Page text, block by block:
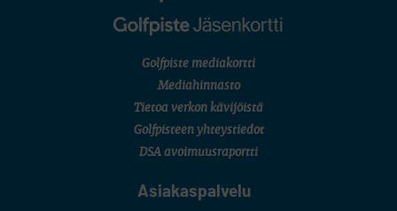
Golfpiste mediakortti
Mediahinnasto
Tietoa verkon kävijöistä
Golfpisteen yhteystiedot
DSA avoimuusraportti
Asiakaspalvelu